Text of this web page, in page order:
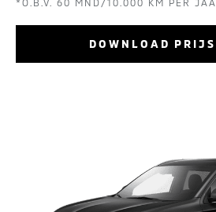
*O.B.V. 60 MND/10.000 KM PER
DOWNLOAD